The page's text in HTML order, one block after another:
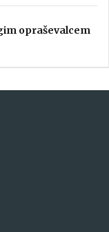
opraševalcem